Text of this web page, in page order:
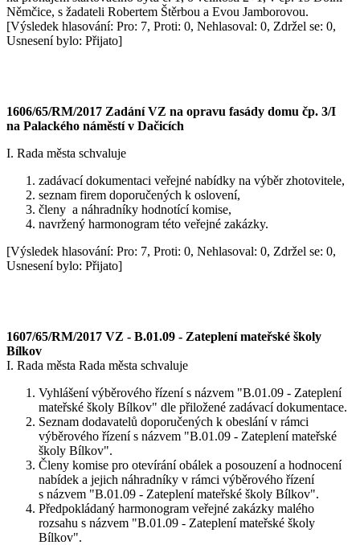
Němčice, s žadateli Robertem Štěrbou a Evou Jamborovou.
[Výsledek hlasování: Pro: 7, Proti: 0, Nehlasoval: 0, Zdržel se: 0,
Usnesení bylo: Přijato]
1606/65/RM/2017 Zadání VZ na opravu fasády domu čp. 3/I
na Palackého náměstí v Dačicích
I. Rada města schvaluje
zadávací dokumentaci veřejné nabídky na výběr zhotovitele,
seznam firem doporučených k oslovení,
členy a náhradníky hodnotící komise,
navržený harmonogram této veřejné zakázky.
[Výsledek hlasování: Pro: 7, Proti: 0, Nehlasoval: 0, Zdržel se: 0,
Usnesení bylo: Přijato]
1607/65/RM/2017 VZ - B.01.09 - Zateplení mateřské školy
Bílkov
I. Rada města Rada města schvaluje
Vyhlášení výběrového řízení s názvem "B.01.09 - Zateplení
mateřské školy Bílkov" dle přiložené zadávací dokumentace.
Seznam dodavatelů doporučených k obeslání v rámci
výběrového řízení s názvem "B.01.09 - Zateplení mateřské
školy Bílkov".
Členy komise pro otevírání obálek a posouzení a hodnocení
nabídek a jejich náhradníky v rámci výběrového řízení
s názvem "B.01.09 - Zateplení mateřské školy Bílkov".
Předpokládaný harmonogram veřejné zakázky malého
rozsahu s názvem "B.01.09 - Zateplení mateřské školy
Bílkov".